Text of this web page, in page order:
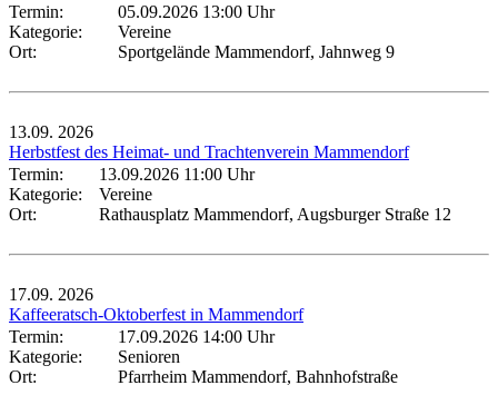
Termin:
05.09.2026 13:00 Uhr
Kategorie:
Vereine
Ort:
Sportgelände Mammendorf, Jahnweg 9
13.09. 2026
Herbstfest des Heimat- und Trachtenverein Mammendorf
Termin:
13.09.2026 11:00 Uhr
Kategorie:
Vereine
Ort:
Rathausplatz Mammendorf, Augsburger Straße 12
17.09. 2026
Kaffeeratsch-Oktoberfest in Mammendorf
Termin:
17.09.2026 14:00 Uhr
Kategorie:
Senioren
Ort:
Pfarrheim Mammendorf, Bahnhofstraße